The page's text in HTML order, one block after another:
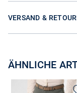
VERSAND &
ÄHNLICHE